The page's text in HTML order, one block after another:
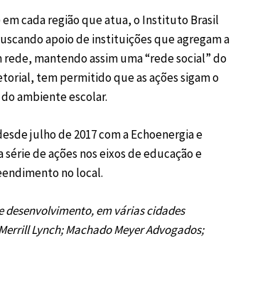
cada região que atua, o Instituto Brasil
apoio de instituições que agregam a
mantendo assim uma “rede social” do
tem permitido que as ações sigam o
ambiente escolar.
julho de 2017 com a Echoenergia e
de ações nos eixos de educação e
no local.
em várias cidades
Lynch; Machado Meyer Advogados;